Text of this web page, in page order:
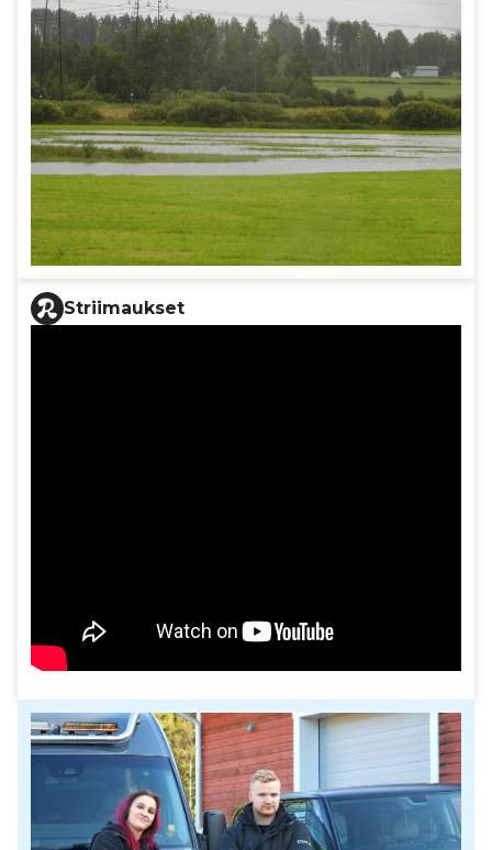
Striimaukset